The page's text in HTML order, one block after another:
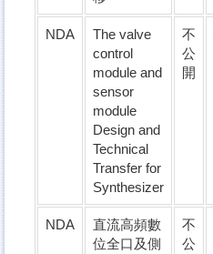
NDA
The valve
control
module and
sensor
module
Design and
Technical
Transfer for
Synthesizer
不
公
開
NDA
直流高頻數
位全口及側
不
公